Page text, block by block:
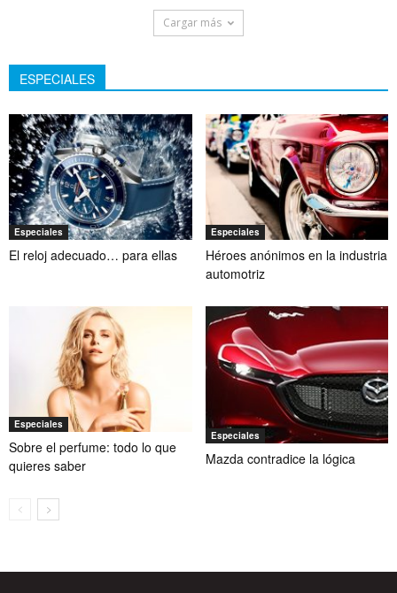
Cargar más
ESPECIALES
Especiales
El reloj adecuado… para ellas
Especiales
Héroes anónimos en la industria
automotriz
Especiales
Sobre el perfume: todo lo que
quieres saber
Especiales
Mazda contradice la lógica